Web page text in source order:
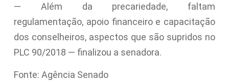
— Além da precariedade, faltam
regulamentação, apoio financeiro e capacitação
dos conselheiros, aspectos que são supridos no
PLC 90/2018 — finalizou a senadora.
Fonte: Agência Senado